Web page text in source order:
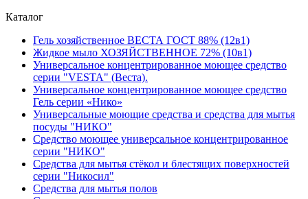
Каталог
Гель хозяйственное ВЕСТА ГОСТ 88% (12в1)
Жидкое мыло ХОЗЯЙСТВЕННОЕ 72% (10в1)
Универсальное концентрированное моющее средство
серии "VESTA" (Веста).
Универсальное концентрированное моющее средство
Гель серии «Нико»
Универсальные моющие средства и средства для мытья
посуды "НИКО"
Средство моющее универсальное концентрированное
серии "НИКО"
Средства для мытья стёкол и блестящих поверхностей
серии "Никосил"
Средства для мытья полов